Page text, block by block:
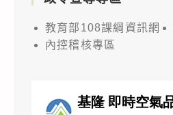
教育部108課綱資訊網
內控稽核專區